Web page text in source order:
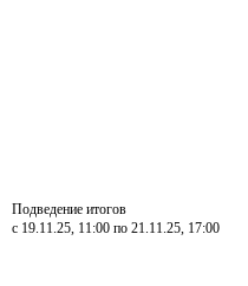
Подведение итогов
с 19.11.25, 11:00 по 21.11.25, 17:00